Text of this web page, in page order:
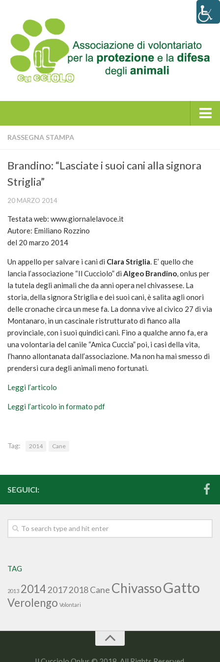
Home
La storia
Statuto e atto costitutivo
News
Attività
Sostienici
5 per mille
Donazioni
Diventa volontario
Galleria
Foto
Rassegna stampa
Contatti
RASSEGNA STAMPA
Brandino: “Lasciate i suoi cani alla signora
Striglia”
20 MARZO 2014
Testata web: www.giornalelavoce.it
Autore: Emiliano Rozzino
del 20 marzo 2014
Un appello per salvare i cani di Clara Striglia . E’ quello che
lancia l’associazione “Il Cucciolo” di Algeo Brandino , onlus per
la tutela degli animali che da anni opera nel chivassese. La
storia, della signora Striglia e dei suoi cani, è salita agli onori
delle cronache circa un mese fa. La donna vive al civico 27 di via
Montanaro, in un cascinale ristrutturato di fianco alla
provinciale, con i suoi quindici cani. Fino a qualche anno fa, era
una volontaria del canile “Amica Cuccia” poi, i casi della vita,
l’hanno allontanata dall’associazione. Ma non ha mai smesso di
prendersi cura degli animali meno fortunati.
Leggi l’articolo
Leggi l’articolo in formato pdf
Tag: 2014 Cane
SEGUICI:
TAG
2013 2014 20172018Cane ChivassoGatto
Verolengo Volontari